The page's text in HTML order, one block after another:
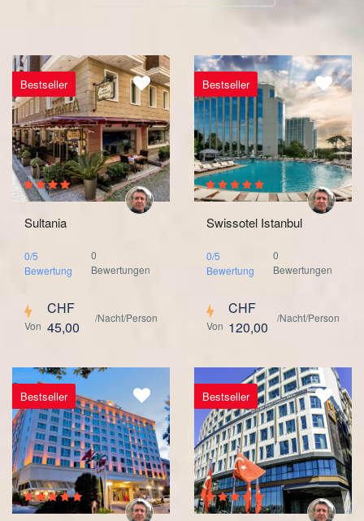
Bestseller
Sultania
0/5
Bewertung
0
Bewertungen
Von
CHF
45,00
/Nacht/Person
Bestseller
Swissotel Istanbul
0/5
Bewertung
0
Bewertungen
Von
CHF
120,00
/Nacht/Person
Bestseller Bestseller